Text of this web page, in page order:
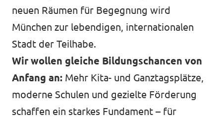
neuen Räumen für Begegnung wird
München zur lebendigen, internationalen
Stadt der Teilhabe.
Wir wollen gleiche Bildungschancen von
Anfang an: Mehr Kita- und Ganztagsplätze,
moderne Schulen und gezielte Förderung
schaffen ein starkes Fundament – für